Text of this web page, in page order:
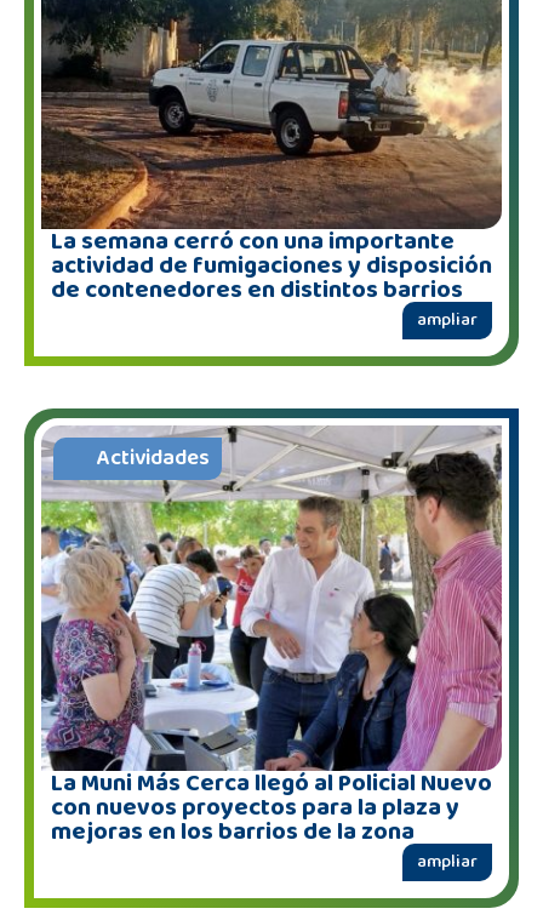
La semana cerró con una importante
actividad de fumigaciones y disposición
de contenedores en distintos barrios
ampliar
Actividades
La Muni Más Cerca llegó al Policial Nuevo
con nuevos proyectos para la plaza y
mejoras en los barrios de la zona
ampliar